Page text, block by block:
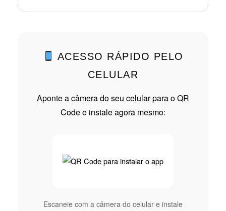
ACESSO RÁPIDO PELO
CELULAR
Aponte a câmera do seu celular para o QR
Code e instale agora mesmo:
Escaneie com a câmera do celular e instale